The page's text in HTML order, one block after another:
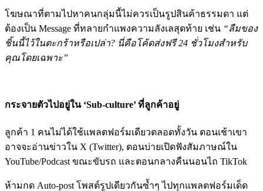
โฆษณาที่ตามไปหาคนกลุ่มนี้ไม่ควรเป็นรูปสินค้าธรรมดา แต่
ต้องเป็น Message ที่ทลายกำแพงความลังเลสุดท้าย เช่น “ลืมของ
ชิ้นนี้ไว้ในตะกร้าหรือเปล่า? นี่คือโค้ดส่งฟรี 24 ชั่วโมงสำหรับ
คุณโดยเฉพาะ”
กระจายตัวไปอยู่ใน ‘Sub-culture’ ที่ลูกค้าอยู่
ลูกค้า 1 คนไม่ได้ใช้แพลตฟอร์มเดียวตลอดทั้งวัน ตอนเช้าเขา
อาจจะอ่านข่าวใน X (Twitter), ตอนบ่ายเปิดฟังสัมภาษณ์ใน
YouTube/Podcast ขณะขับรถ และตอนกลางคืนนอนไถ TikTok
ห้ามกด Auto-post โพสต์รูปเดียวกันซ้ำๆ ไปทุกแพลตฟอร์มเด็ด